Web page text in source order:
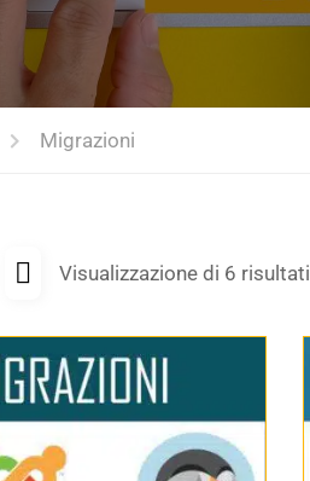
Migrazioni
Visualizzazione di 6 risultati